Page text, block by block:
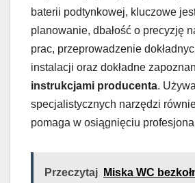
baterii podtynkowej, kluczowe
planowanie, dbałość o precyzję
prac, przeprowadzenie
instalacji oraz dokładne
instrukcjami producenta.
specjalistycznych narzędzi
pomaga w osiągnięciu
Przeczytaj
Miska WC